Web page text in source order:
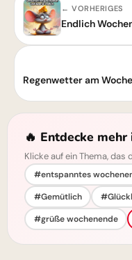
← VORHERIGES
🔥 Entdecke
Klicke auf ein Thema,
#entspanntes
#Gemütlich
#grüße wochenende